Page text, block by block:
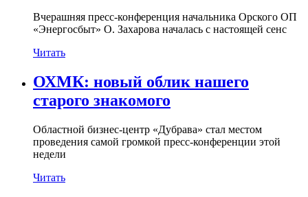
Вчерашняя пресс-конференция начальника Орского ОП
«Энергосбыт» О. Захарова началась с настоящей сенс
Читать
ОХМК: новый облик нашего
старого знакомого
Областной бизнес-центр «Дубрава» стал местом
проведения самой громкой пресс-конференции этой
недели
Читать